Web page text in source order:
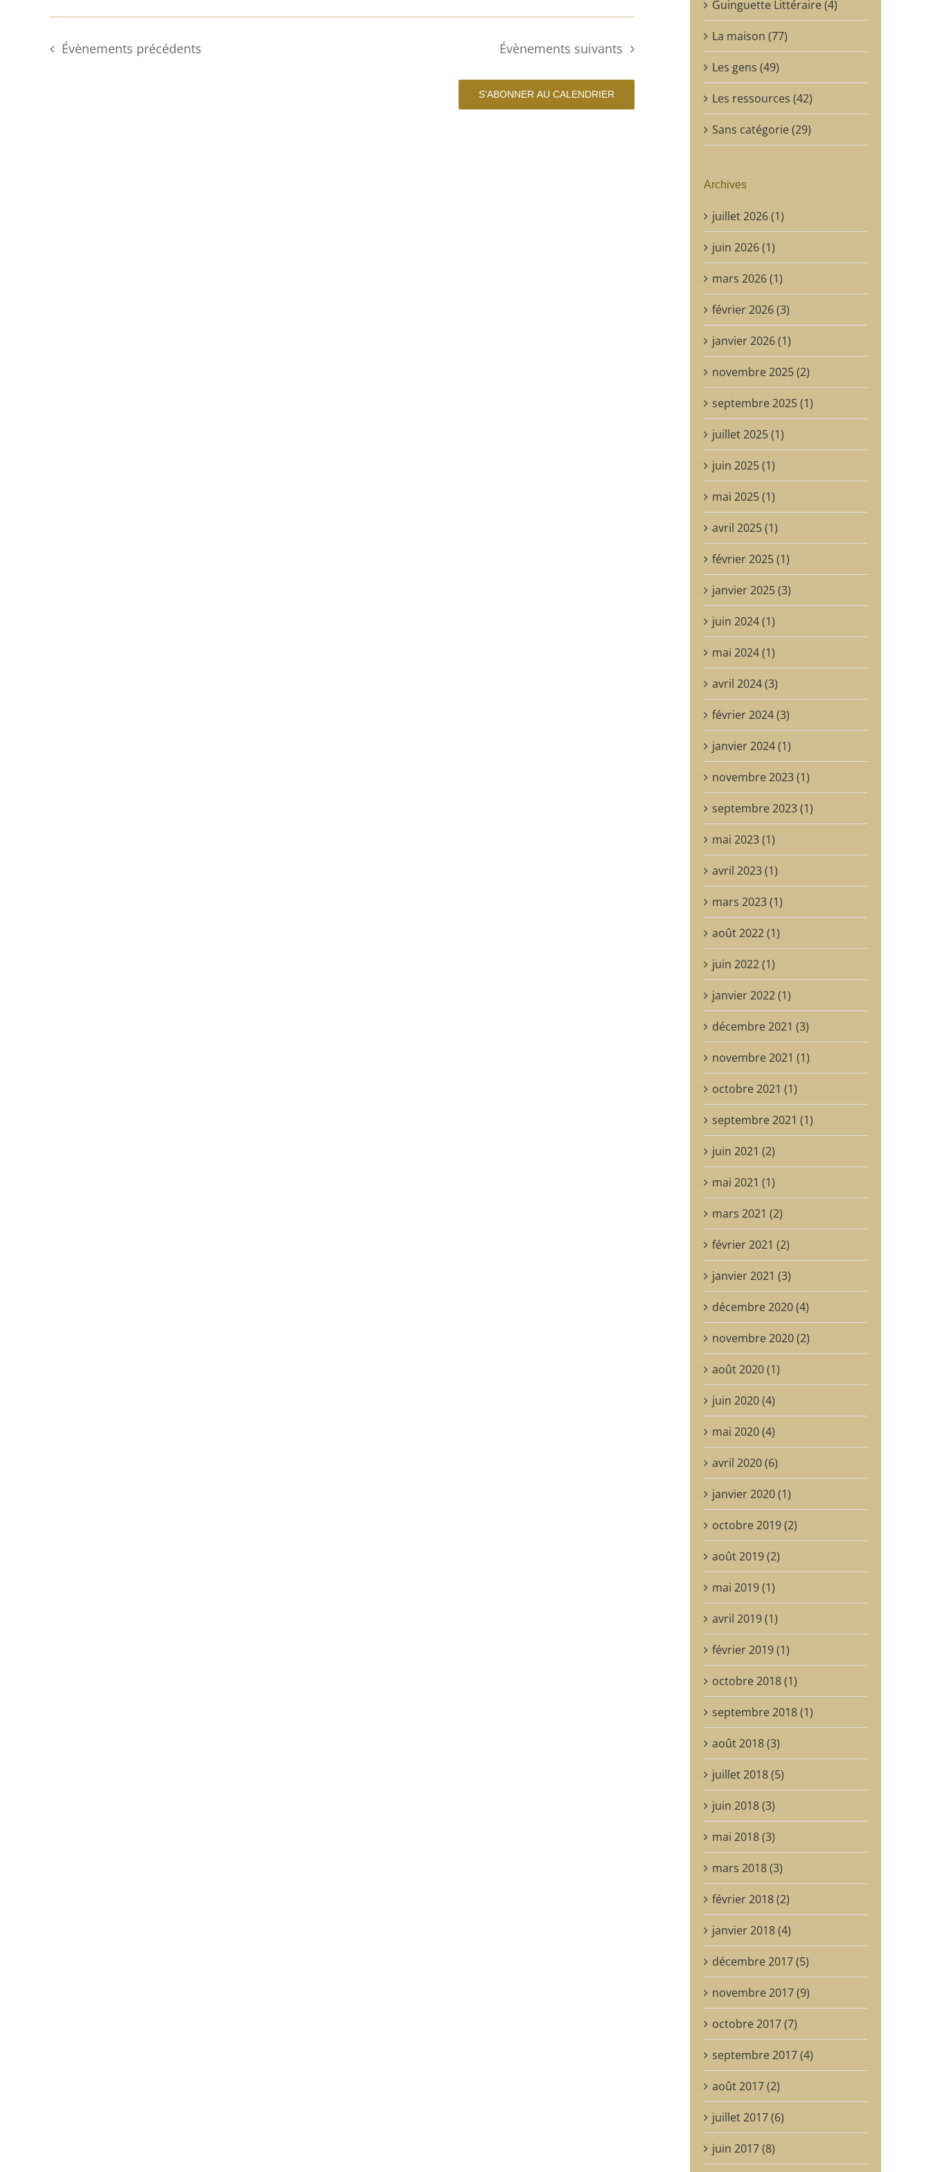
Évènements précédents Évènements suivants
S’ABONNER AU CALENDRIER
Guinguette Littéraire (4)
La maison (77)
Les gens (49)
Les ressources (42)
Sans catégorie (29)
Archives
juillet 2026 (1)
juin 2026 (1)
mars 2026 (1)
février 2026 (3)
janvier 2026 (1)
novembre 2025 (2)
septembre 2025 (1)
juillet 2025 (1)
juin 2025 (1)
mai 2025 (1)
avril 2025 (1)
février 2025 (1)
janvier 2025 (3)
juin 2024 (1)
mai 2024 (1)
avril 2024 (3)
février 2024 (3)
janvier 2024 (1)
novembre 2023 (1)
septembre 2023 (1)
mai 2023 (1)
avril 2023 (1)
mars 2023 (1)
août 2022 (1)
juin 2022 (1)
janvier 2022 (1)
décembre 2021 (3)
novembre 2021 (1)
octobre 2021 (1)
septembre 2021 (1)
juin 2021 (2)
mai 2021 (1)
mars 2021 (2)
février 2021 (2)
janvier 2021 (3)
décembre 2020 (4)
novembre 2020 (2)
août 2020 (1)
juin 2020 (4)
mai 2020 (4)
avril 2020 (6)
janvier 2020 (1)
octobre 2019 (2)
août 2019 (2)
mai 2019 (1)
avril 2019 (1)
février 2019 (1)
octobre 2018 (1)
septembre 2018 (1)
août 2018 (3)
juillet 2018 (5)
juin 2018 (3)
mai 2018 (3)
mars 2018 (3)
février 2018 (2)
janvier 2018 (4)
décembre 2017 (5)
novembre 2017 (9)
octobre 2017 (7)
septembre 2017 (4)
août 2017 (2)
juillet 2017 (6)
juin 2017 (8)